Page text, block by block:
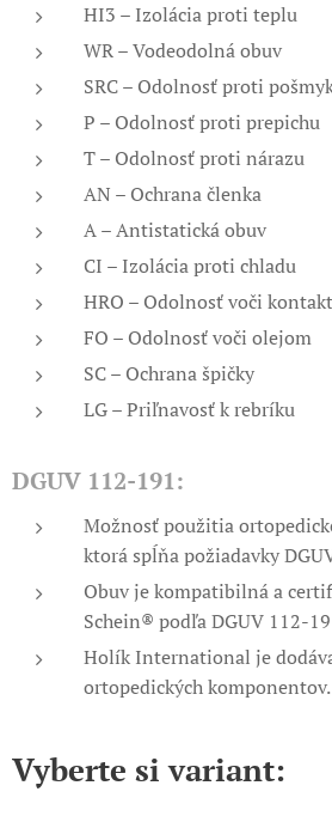
HI3 – Izolácia proti teplu
WR – Vodeodolná obuv
SRC – Odolnosť proti
P – Odolnosť proti prepichu
T – Odolnosť proti nárazu
AN – Ochrana členka
A – Antistatická obuv
CI – Izolácia proti chladu
HRO – Odolnosť voči
FO – Odolnosť voči olejom
SC – Ochrana špičky
LG – Priľnavosť k rebríku
DGUV 112-191:
Možnosť použitia
ktorá spĺňa požiadavky
Obuv je kompatibilná a
Schein® podľa DGUV 112-
Holík International je
ortopedických komponentov.
Vyberte si variant: